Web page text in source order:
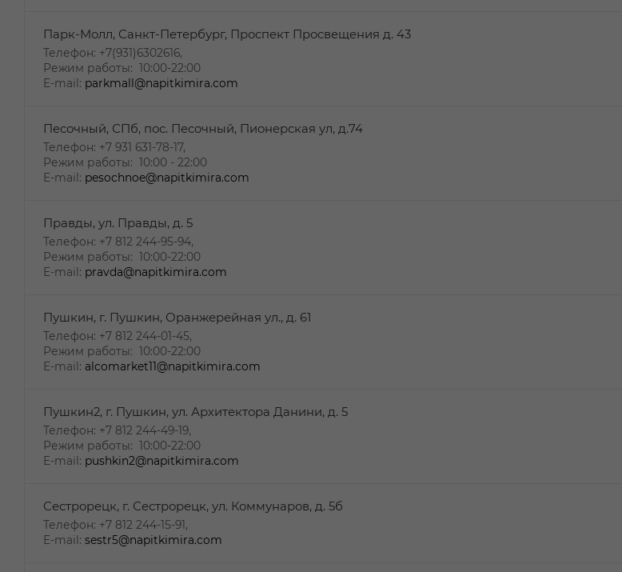
Парк-Молл, Санкт-Петербург, Проспект Просвещения д. 43
Телефон: +7(931)6302616,
Режим работы: 10:00-22:00
E-mail: parkmall@napitkimira.com
Песочный, СПб, пос. Песочный, Пионерская ул, д.74
Телефон: ‎+7 931 631-78-17,
Режим работы: 10:00 - 22:00
E-mail: pesochnoe@napitkimira.com
Правды, ул. Правды, д. 5
Телефон: +7 812 244-95-94,
Режим работы: 10:00-22:00
E-mail: pravda@napitkimira.com
Пушкин, г. Пушкин, Оранжерейная ул., д. 61
Телефон: +7 812 244-01-45,
Режим работы: 10:00-22:00
E-mail: alcomarket11@napitkimira.com
Пушкин2, г. Пушкин, ул. Архитектора Данини, д. 5
Телефон: +7 812 244-49-19,
Режим работы: 10:00-22:00
E-mail: pushkin2@napitkimira.com
Сестрорецк, г. Сестрорецк, ул. Коммунаров, д. 5б
Телефон: +7 812 244-15-91,
E-mail: sestr5@napitkimira.com